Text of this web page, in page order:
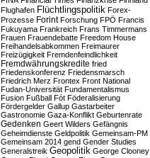
Flughafen Flüchtlingspolitik Forex-
Prozesse Forint Forschung FPÖ Francis
Fukuyama Frankreich Frans Timmermans
Frauen Frauendebatte Freedom House
Freihandelsabkommen Freimaurer
Freizügigkeit Fremdenfeindlichkeit
Fremdwährungskredite fried
Friedenskonferenz Friedensmarsch
Friedrich Merz Frontex Front National
Fudan-Universität Fundamentalismus
Fusion Fußball Fót Föderalisierung
Fördergelder Gallup Gastarbeiter
Gastronomie Gaza-Konflikt Geburtenrate
Gedenken Geert Wilders Gefängnis
Geheimdienste Geldpolitik Gemeinsam-PM
Gemeinsam 2014 gend Gender Studies
Generalstreik Geopolitik George Clooney